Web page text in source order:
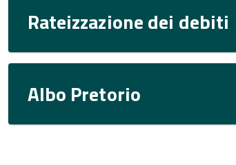
Rateizzazione dei debiti
Albo Pretorio